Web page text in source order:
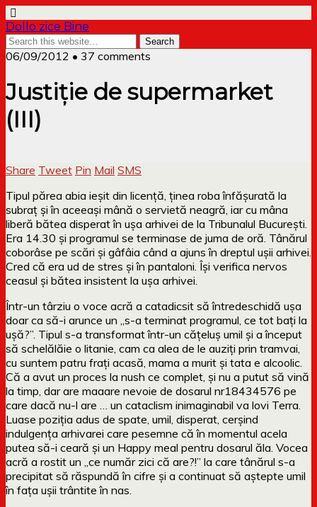
Dollo zice Bine
06/09/2012 • 37 comments
Justiție de supermarket
(III)
Share Tweet Pin Mail SMS
Tipul părea abia ieșit din licență, ținea roba înfășurată la
subraț și în aceeași mână o servietă neagră, iar cu mâna
liberă bătea disperat în ușa arhivei de la Tribunalul București.
Era 14.30 și programul se terminase de juma de oră. Tânărul
coborâse pe scări și gâfâia când a ajuns în dreptul ușii arhivei.
Cred că era ud de stres și în pantaloni. Își verifica nervos
ceasul și bătea insistent la ușa arhivei.
Într-un târziu o voce acră a catadicsit să întredeschidă ușa
doar ca să-i arunce un „s-a terminat programul, ce tot bați la
ușă?”. Tipul s-a transformat într-un cățeluș umil și a început
să schelălăie o litanie, cam ca alea de le auziți prin tramvai,
cu suntem patru frați acasă, mama a murit și tata e alcoolic.
Că a avut un proces la nush ce complet, și nu a putut să vină
la timp, dar are maaare nevoie de dosarul nr18434576 pe
care dacă nu-l are … un cataclism inimaginabil va lovi Terra.
Luase poziția adus de spate, umil, disperat, cerșind
indulgența arhivarei care pesemne că în momentul acela
putea să-i ceară și un Happy meal pentru dosarul ăla. Vocea
acră a rostit un „ce număr zici că are?!” la care tânărul s-a
precipitat să răspundă în cifre și a continuat să aștepte umil
în fața ușii trântite în nas.